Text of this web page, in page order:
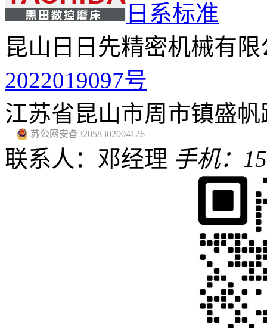
日系标准
昆山日日先精密机械有限
2022019097号
江苏省昆山市周市镇盛帆
苏公网安备32058302004126
联系人：邓经理 手机：